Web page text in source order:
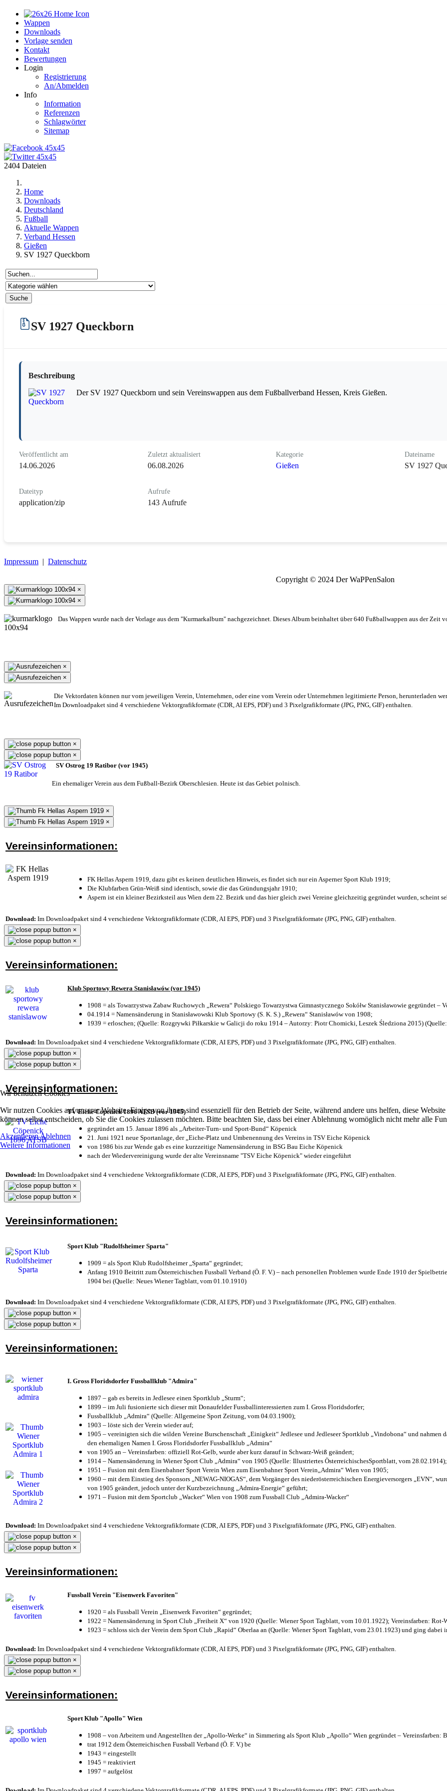
Wappen
Downloads
Vorlage senden
Kontakt
Bewertungen
Login
Registrierung
An/Abmelden
Info
Information
Referenzen
Schlagwörter
Sitemap
2404 Dateien
Home
Downloads
Deutschland
Fußball
Aktuelle Wappen
Verband Hessen
Gießen
SV 1927 Queckborn
SV 1927 Queckborn
Beschreibung
Der SV 1927 Queckborn und sein Vereinswappen aus dem Fußballverband Hessen, Kreis Gießen.
Veröffentlicht am
14.06.2026
Zuletzt aktualisiert
06.08.2026
Kategorie
Gießen
Dateiname
SV 1927
Dateityp
application/zip
Aufrufe
143 Aufrufe
Impressum | Datenschutz
Copyright © 2024 Der WaPPenSalon
Wir benutzen Cookies
Wir nutzen Cookies auf unserer Website. Einige von ihnen sind essenziell für den Betrieb der Seite, während andere uns helfen, diese
können selbst entscheiden, ob Sie die Cookies zulassen möchten. Bitte beachten Sie, dass bei einer Ablehnung womöglich nicht mehr alle
AkzeptierenAblehnen
Weitere Informationen
×
×
Das Wappen wurde nach der Vorlage aus dem "Kurmarkalbum" nachgezeichnet. Dieses Album beinhaltet über 640 Fußballwappen aus der Zeit
×
×
Die Vektordaten können nur vom jeweiligen Verein, Unternehmen, oder eine vom Verein oder Unternehmen legitimierte Person, herunterladen
Im Downloadpaket sind 4 verschiedene Vektorgrafikformate (CDR, AI EPS, PDF) und 3 Pixelgrafikformate (JPG, PNG, GIF) enthalten.
×
×
SV Ostrog 19 Ratibor (vor 1945)
Ein ehemaliger Verein aus dem Fußball-Bezirk Oberschlesien. Heute ist das Gebiet polnisch.
×
×
Vereinsinformationen:
FK Hellas Aspern 1919, dazu gibt es keinen deutlichen Hinweis, es findet sich nur ein Asperner Sport Klub 1919;
Die Klubfarben Grün-Weiß sind identisch, sowie die das Gründungsjahr 1910;
Aspern ist ein kleiner Bezirksteil aus Wien dem 22. Bezirk und das hier gleich zwei Vereine gleichzeitig gegründet wurden, scheint
Download: Im Downloadpaket sind 4 verschiedene Vektorgrafikformate (CDR, AI EPS, PDF) und 3 Pixelgrafikformate (JPG, PNG, GIF) enthalten.
×
×
Vereinsinformationen:
Klub Sportowy Rewera Stanisławów (vor 1945)
1908 = als Towarzystwa Zabaw Ruchowych „Rewera“ Polskiego Towarzystwa Gimnastycznego Sokółw Stanisławowie gegründet –
04.1914 = Namensänderung in Stanisławowski Klub Sportowy (S. K. S.) „Rewera“ Stanisławów von 1908;
1939 = erloschen; (Quelle: Rozgrywki Piłkarskie w Galicji do roku 1914 – Autorzy: Piotr Chomicki, Leszek Śledziona 2015) (Quelle:
Download: Im Downloadpaket sind 4 verschiedene Vektorgrafikformate (CDR, AI EPS, PDF) und 3 Pixelgrafikformate (JPG, PNG, GIF) enthalten.
×
×
Vereinsinformationen:
TV Eiche Cöpenick 1896 ATSB (vor 1945)
gegründet am 15. Januar 1896 als „Arbeiter-Turn- und Sport-Bund“ Köpenick
21. Juni 1921 neue Sportanlage, der „Eiche-Platz und Umbenennung des Vereins in TSV Eiche Köpenick
von 1986 bis zur Wende gab es eine kurzzeitige Namensänderung in BSG Bau Eiche Köpenick
nach der Wiedervereinigung wurde der alte Vereinsname "TSV Eiche Köpenick" wieder eingeführt
Download: Im Downloadpaket sind 4 verschiedene Vektorgrafikformate (CDR, AI EPS, PDF) und 3 Pixelgrafikformate (JPG, PNG, GIF) enthalten.
×
×
Vereinsinformationen:
Sport Klub "Rudolfsheimer Sparta"
1909 = als Sport Klub Rudolfsheimer „Sparta“ gegründet;
Anfang 1910 Beitritt zum Österreichischen Fussball Verband (Ö. F. V.) – nach personellen Problemen wurde Ende 1910 der
1904 bei (Quelle: Neues Wiener Tagblatt, vom 01.10.1910)
Download: Im Downloadpaket sind 4 verschiedene Vektorgrafikformate (CDR, AI EPS, PDF) und 3 Pixelgrafikformate (JPG, PNG, GIF) enthalten.
×
×
Vereinsinformationen:
I. Gross Floridsdorfer Fussballklub "Admira"
1897 – gab es bereits in Jedlesee einen Sportklub „Sturm“;
1899 – im Juli fusionierte sich dieser mit Donaufelder Fussballinteressierten zum I. Gross Floridsdorfer;
Fussballklub „Admira“ (Quelle: Allgemeine Sport Zeitung, vom 04.03.1900);
1903 – löste sich der Verein wieder auf;
1905 – vereinigten sich die wilden Vereine Burschenschaft „Einigkeit“ Jedlesee und Jedleseer Sportklub „Vindobona“ und nahmen
den ehemaligen Namen I. Gross Floridsdorfer Fussballklub „Admira“
von 1905 an – Vereinsfarben: offiziell Rot-Gelb, wurde aber kurz darauf in Schwarz-Weiß geändert;
1914 – Namensänderung in Wiener Sport Club „Admira“ von 1905 (Quelle: Illustriertes ÖsterreichischesSportblatt, vom 28.02.1914);
1951 – Fusion mit dem Eisenbahner Sport Verein Wien zum Eisenbahner Sport Verein„Admira“ Wien von 1905;
1960 – mit dem Einstieg des Sponsors „NEWAG-NIOGAS“, dem Vorgänger des niederösterreichischen Energieversorgers „EVN“,
von 1905 geändert, jedoch unter der Kurzbezeichnung „Admira-Energie“ geführt;
1971 – Fusion mit dem Sportclub „Wacker“ Wien von 1908 zum Fussball Club „Admira-Wacker“
Download: Im Downloadpaket sind 4 verschiedene Vektorgrafikformate (CDR, AI EPS, PDF) und 3 Pixelgrafikformate (JPG, PNG, GIF) enthalten.
×
×
Vereinsinformationen:
Fussball Verein "Eisenwerk Favoriten"
1920 = als Fussball Verein „Eisenwerk Favoriten“ gegründet;
1922 = Namensänderung in Sport Club „Freiheit X“ von 1920 (Quelle: Wiener Sport Tagblatt, vom 10.01.1922); Vereinsfarben: Rot-
1923 = schloss sich der Verein dem Sport Club „Rapid“ Oberlaa an (Quelle: Wiener Sport Tagblatt, vom 23.01.1923) und ging dabei
Download: Im Downloadpaket sind 4 verschiedene Vektorgrafikformate (CDR, AI EPS, PDF) und 3 Pixelgrafikformate (JPG, PNG, GIF) enthalten.
×
×
Vereinsinformationen:
Sport Klub "Apollo" Wien
1908 – von Arbeitern und Angestellten der „Apollo-Werke“ in Simmering als Sport Klub „Apollo“ Wien gegründet – Vereinsfarben:
trat 1912 dem Österreichischen Fussball Verband (Ö. F. V.) be
1943 = eingestellt
1945 = reaktiviert
1997 = aufgelöst